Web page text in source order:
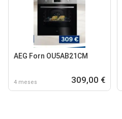
AEG Forn OU5AB21CM
4 meses 309,00 €